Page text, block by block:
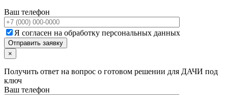
Ваш телефон
Я согласен на обработку персональных данных
×
Получить ответ на вопрос о готовом решении для ДАЧИ под
ключ
Ваш телефон